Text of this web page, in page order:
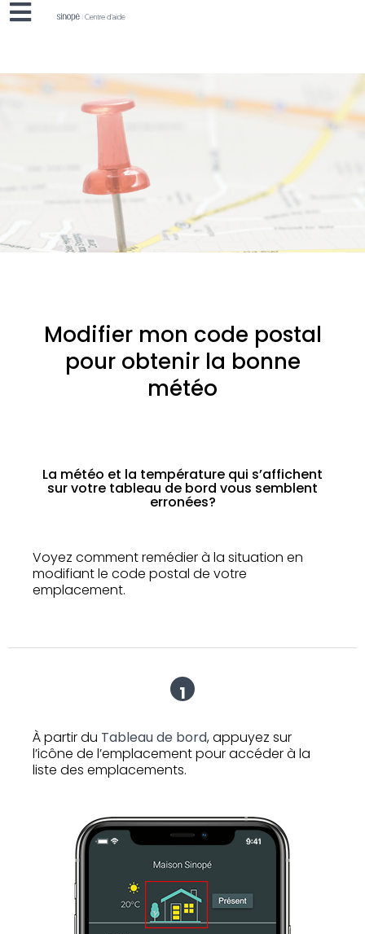
Modifier mon code postal
pour obtenir la bonne
météo
La météo et la température qui s’affichent
sur votre tableau de bord vous semblent
erronées?
Voyez comment remédier à la situation en
modifiant le code postal de votre
emplacement.
1
À partir du Tableau de bord, appuyez sur
l’icône de l’emplacement pour accéder à la
liste des emplacements.